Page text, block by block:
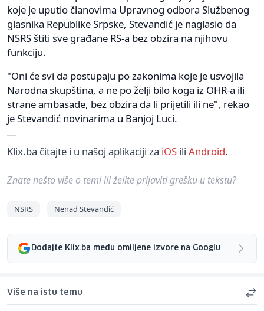
koje je uputio članovima Upravnog odbora Službenog
glasnika Republike Srpske, Stevandić je naglasio da
NSRS štiti sve građane RS-a bez obzira na njihovu
funkciju.
"Oni će svi da postupaju po zakonima koje je usvojila
Narodna skupština, a ne po želji bilo koga iz OHR-a ili
strane ambasade, bez obzira da li prijetili ili ne", rekao
je Stevandić novinarima u Banjoj Luci.
Klix.ba čitajte i u našoj aplikaciji za iOS ili Android.
Znate nešto više o temi ili želite prijaviti grešku u tekstu?
NSRS Nenad Stevandić
Dodajte Klix.ba među omiljene izvore na Googlu
Više na istu temu